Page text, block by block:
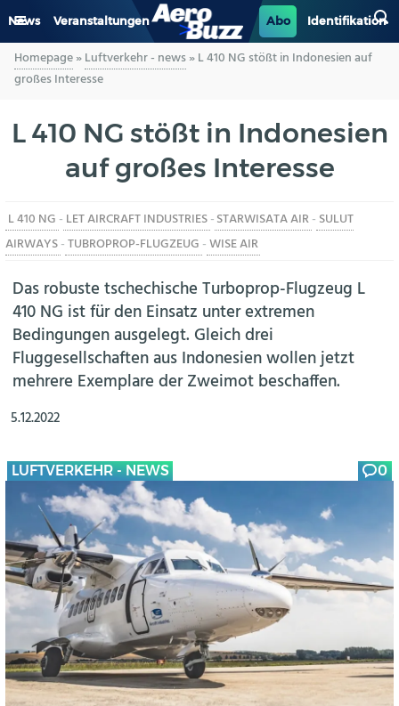
News Veranstaltungen Abo Identifikation
GENERAL AVIATION
LUFTVERKEHR
INDUSTRIE
HELIKOPTER
BERUFE
Homepage»Luftverkehr - news»L 410 NG stößt in Indonesien auf
großes Interesse
L 410 NG stößt in Indonesien
auf großes Interesse
L 410 NG - LET AIRCRAFT INDUSTRIES-STARWISATA AIR- SULUT
AIRWAYS-TUBROPROP-FLUGZEUG -WISE AIR
Das robuste tschechische Turboprop-Flugzeug L
410 NG ist für den Einsatz unter extremen
Bedingungen ausgelegt. Gleich drei
Fluggesellschaften aus Indonesien wollen jetzt
mehrere Exemplare der Zweimot beschaffen.
5.12.2022
LUFTVERKEHR - NEWS 0